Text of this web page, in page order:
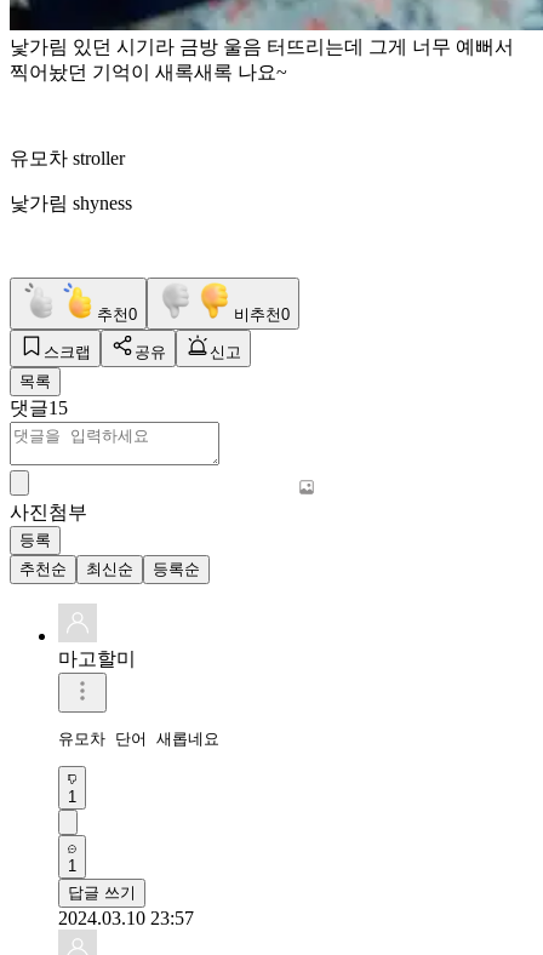
낯가림 있던 시기라 금방 울음 터뜨리는데 그게 너무 예뻐서
찍어놨던 기억이 새록새록 나요~
유모차 stroller
낯가림 shyness
추천0 비추천0
스크랩 공유
신고
목록
댓글15
사진첨부
등록
추천순
최신순 등록순
마고할미
유모차 단어 새롭네요
1
1
답글 쓰기
2024.03.10 23:57